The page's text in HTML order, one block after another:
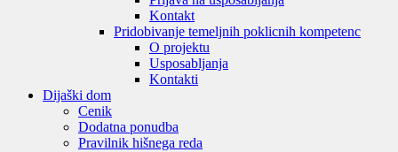
Kontakt
Pridobivanje temeljnih poklicnih kompetenc
O projektu
Usposabljanja
Kontakti
Dijaški dom
Cenik
Dodatna ponudba
Pravilnik hišnega reda